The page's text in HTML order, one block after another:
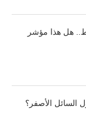
هل هذا مؤشر
السائل الأصفر؟